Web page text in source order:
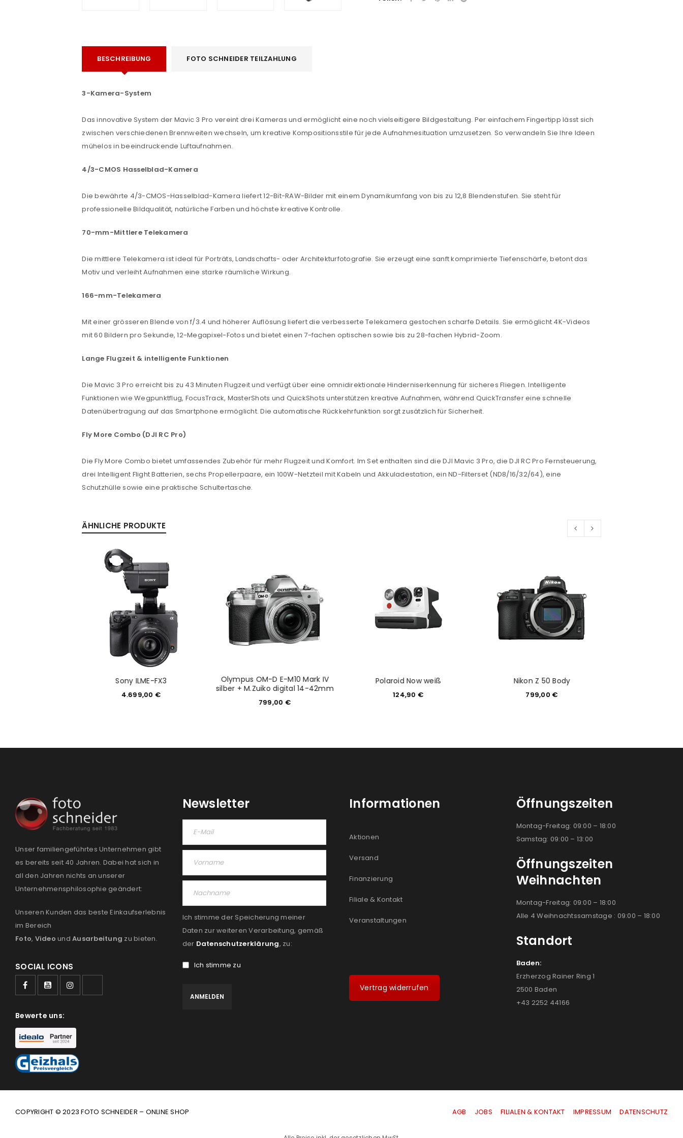
ANMELDEN
Anmeldeformular geschützt durchWP Captcha
Angemeldet bleiben
ANMELDEN
NEWSLETTER ABONNIEREN
Please select all the ways you would like to hear from us
Datenschutzerklärung. *
BESCHREIBUNG FOTO SCHNEIDER TEILZAHLUNG
3-Kamera-System
Das innovative System der Mavic 3 Pro vereint drei Kameras und ermöglicht eine noch vielseitigere Bildgestaltung. Per einfachem Fingertipp lässt sich
zwischen verschiedenen Brennweiten wechseln, um kreative Kompositionsstile für jede Aufnahmesituation umzusetzen. So verwandeln Sie Ihre Ideen
mühelos in beeindruckende Luftaufnahmen.
4/3-CMOS Hasselblad-Kamera
Die bewährte 4/3-CMOS-Hasselblad-Kamera liefert 12-Bit-RAW-Bilder mit einem Dynamikumfang von bis zu 12,8 Blendenstufen. Sie steht für
professionelle Bildqualität, natürliche Farben und höchste kreative Kontrolle.
70-mm-Mittlere Telekamera
Die mittlere Telekamera ist ideal für Porträts, Landschafts- oder Architekturfotografie. Sie erzeugt eine sanft komprimierte Tiefenschärfe, betont das
Motiv und verleiht Aufnahmen eine starke räumliche Wirkung.
166-mm-Telekamera
Mit einer grösseren Blende von f/3.4 und höherer Auflösung liefert die verbesserte Telekamera gestochen scharfe Details. Sie ermöglicht 4K-Videos
mit 60 Bildern pro Sekunde, 12-Megapixel-Fotos und bietet einen 7-fachen optischen sowie bis zu 28-fachen Hybrid-Zoom.
Lange Flugzeit & intelligente Funktionen
Die Mavic 3 Pro erreicht bis zu 43 Minuten Flugzeit und verfügt über eine omnidirektionale Hinderniserkennung für sicheres Fliegen. Intelligente
Funktionen wie Wegpunktflug, FocusTrack, MasterShots und QuickShots unterstützen kreative Aufnahmen, während QuickTransfer eine schnelle
Datenübertragung auf das Smartphone ermöglicht. Die automatische Rückkehrfunktion sorgt zusätzlich für Sicherheit.
Fly More Combo (DJI RC Pro)
Die Fly More Combo bietet umfassendes Zubehör für mehr Flugzeit und Komfort. Im Set enthalten sind die DJI Mavic 3 Pro, die DJI RC Pro Fernsteuerung,
drei Intelligent Flight Batterien, sechs Propellerpaare, ein 100W-Netzteil mit Kabeln und Akkuladestation, ein ND-Filterset (ND8/16/32/64), eine
Schutzhülle sowie eine praktische Schultertasche.
ÄHNLICHE PRODUKTE
Sony ILME-FX3
4.699,00 €
Olympus OM-D E-M10 Mark IV
silber + M.Zuiko digital 14-42mm
799,00 €
Polaroid Now weiß
124,90 €
Nikon Z 50 Body
799,00 €
Unser familiengeführtes Unternehmen gibt
es bereits seit 40 Jahren. Dabei hat sich in
all den Jahren nichts an unserer
Unternehmensphilosophie geändert:
Unseren Kunden das beste Einkaufserlebnis
im Bereich
Foto, Video und Ausarbeitung zu bieten.
SOCIAL ICONS
Bewerte uns:
Newsletter
Ich stimme der Speicherung meiner
Daten zur weiteren Verarbeitung, gemäß
der Datenschutzerklärung, zu:
Ich stimme zu
Informationen
Aktionen
Versand
Finanzierung
Filiale & Kontakt
Veranstaltungen
Vertrag widerrufen
Öffnungszeiten
Montag-Freitag: 09:00 – 18:00
Samstag: 09:00 – 13:00
Öffnungszeiten
Weihnachten
Montag-Freitag: 09:00 – 18:00
Alle 4 Weihnachtssamstage : 09:00 – 18:00
Standort
Baden:
Erzherzog Rainer Ring 1
2500 Baden
+43 2252 44166
COPYRIGHT © 2023 FOTO SCHNEIDER – ONLINE SHOP AGB JOBS FILIALEN & KONTAKT IMPRESSUM |DATENSCHUTZ